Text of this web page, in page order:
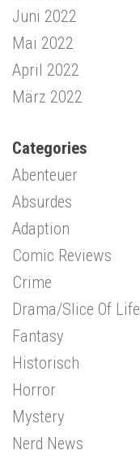
Juni 2022
Mai 2022
April 2022
März 2022
Categories
Abenteuer
Absurdes
Adaption
Comic Reviews
Crime
Drama/Slice Of Life
Fantasy
Historisch
Horror
Mystery
Nerd News